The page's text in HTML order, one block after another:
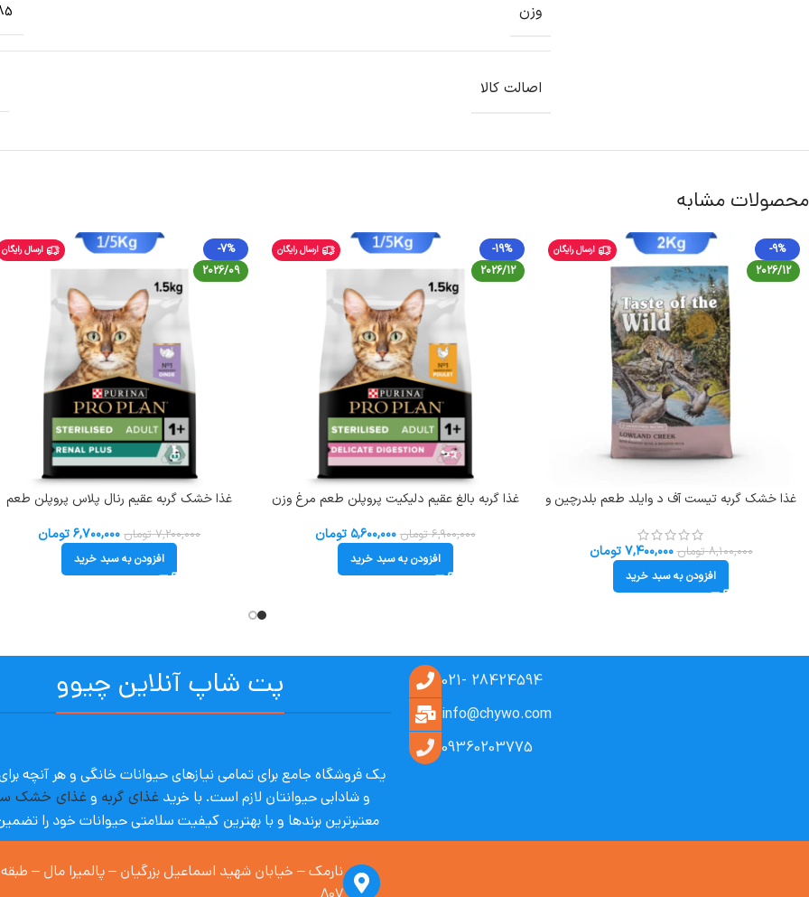
وزن 85
اصالت کالا
محصولات مشابه
-9%
2026/12
ارسال رایگان
غذا خشک گربه تیست آف د وایلد طعم بلدرچین و
۸,۱۰۰,۰۰۰ تومان ۷,۴۰۰,۰۰۰ تومان
افزودن به سبد خرید
-19%
2026/12
ارسال رایگان
غذا گربه بالغ عقیم دلیکیت پروپلن طعم مرغ وزن
۶,۹۰۰,۰۰۰ تومان ۵,۶۰۰,۰۰۰ تومان
افزودن به سبد خرید
-7%
2026/09
ارسال رایگان
غذا خشک گربه عقیم رنال پلاس پروپلن طعم
۷,۲۰۰,۰۰۰ تومان ۶,۷۰۰,۰۰۰ تومان
افزودن به سبد خرید
28424594 -021
info@chywo.com
09360203775
پت شاپ آنلاین چیوو
یک فروشگاه جامع برای تمامی نیازهای حیوانات خانگی و هر آنچه
و شادابی حیوانتان لازم است. با خریدغذای گربه وغذای خشک
معتبرترین برندها و با بهترین کیفیت سلامتی حیوانات خود را